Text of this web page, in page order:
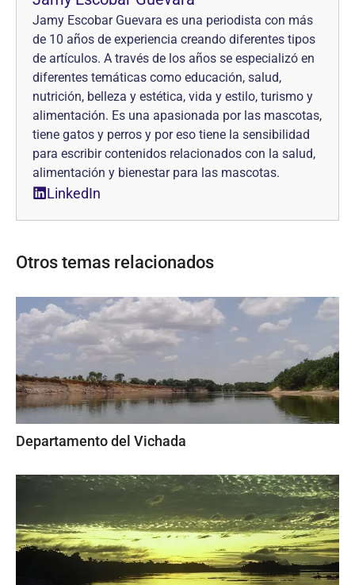
Jamy Escobar Guevara es una periodista con más
de 10 años de experiencia creando diferentes tipos
de artículos. A través de los años se especializó en
diferentes temáticas como educación, salud,
nutrición, belleza y estética, vida y estilo, turismo y
alimentación. Es una apasionada por las mascotas,
tiene gatos y perros y por eso tiene la sensibilidad
para escribir contenidos relacionados con la salud,
alimentación y bienestar para las mascotas.
LinkedIn
Otros temas relacionados
Departamento del Vichada